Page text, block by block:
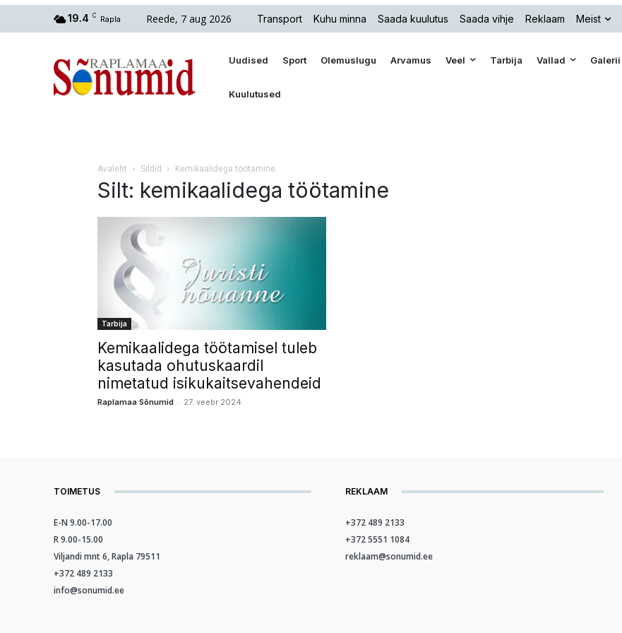
19.4 C Rapla Reede, 7 aug 2026 Transport Kuhu minna Saada kuulutus Saada vihje Reklaam Meist
Uudised Sport Olemuslugu Arvamus Veel Tarbija Vallad Galerii
Kuulutused
Avaleht Sildid Kemikaalidega töötamine
Silt: kemikaalidega töötamine
Tarbija
Kemikaalidega töötamisel tuleb
kasutada ohutuskaardil
nimetatud isikukaitsevahendeid
Raplamaa Sõnumid - 27. veebr 2024
TOIMETUS
E-N 9.00-17.00
R 9.00-15.00
Viljandi mnt 6, Rapla 79511
+372 489 2133
info@sonumid.ee
REKLAAM
+372 489 2133
+372 5551 1084
reklaam@sonumid.ee